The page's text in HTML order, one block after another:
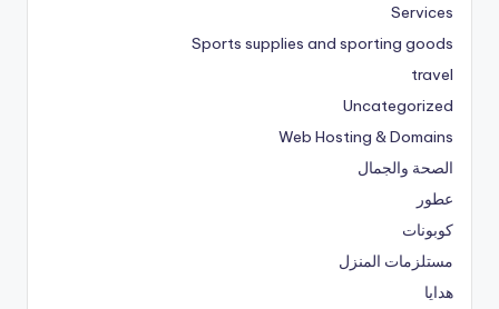
Services
Sports supplies and sporting goods
travel
Uncategorized
Web Hosting & Domains
الصحة والجمال
عطور
كوبونات
مستلزمات المنزل
هدايا